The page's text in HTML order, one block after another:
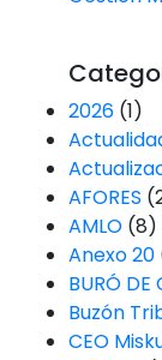
2026(1)
AFORES
AMLO(8)
Anexo 20
BURÓ DE
Buzón
CEO